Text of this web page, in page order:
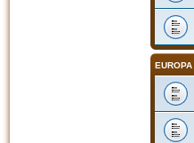
EUROPA